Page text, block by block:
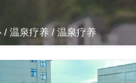
/ 温泉疗养 / 温泉疗养